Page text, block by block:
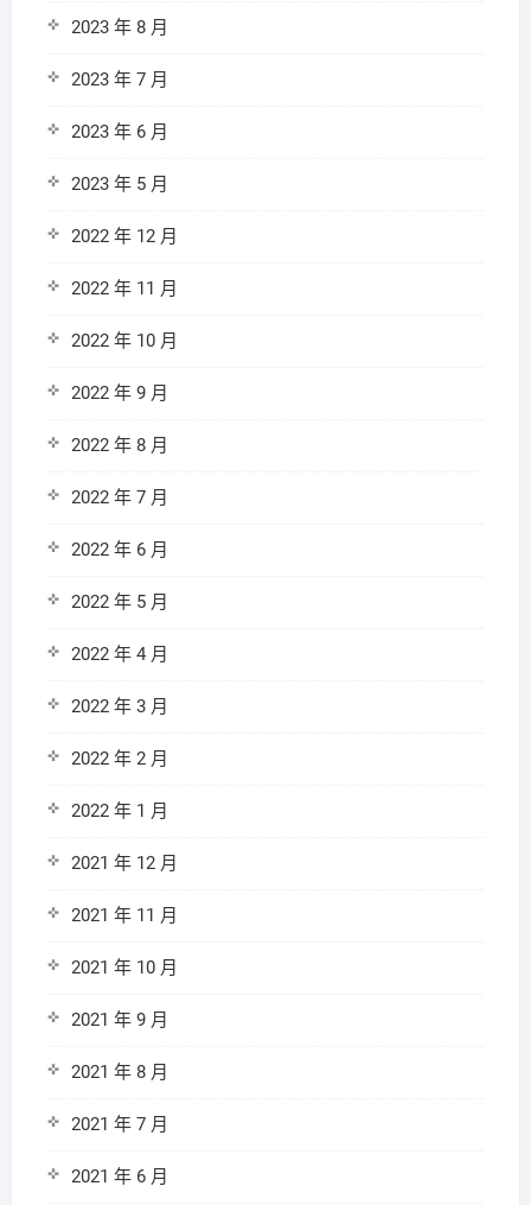
2023 年 8 月
2023 年 7 月
2023 年 6 月
2023 年 5 月
2022 年 12 月
2022 年 11 月
2022 年 10 月
2022 年 9 月
2022 年 8 月
2022 年 7 月
2022 年 6 月
2022 年 5 月
2022 年 4 月
2022 年 3 月
2022 年 2 月
2022 年 1 月
2021 年 12 月
2021 年 11 月
2021 年 10 月
2021 年 9 月
2021 年 8 月
2021 年 7 月
2021 年 6 月